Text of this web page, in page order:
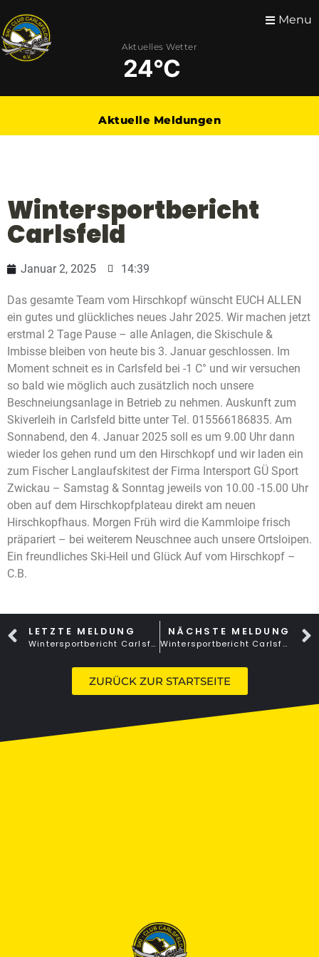
Menu
Aktuelles Wetter
24°C
Aktuelle Meldungen
Wintersportbericht
Carlsfeld
Januar 2, 2025 14:39
Das gesamte Team vom Hirschkopf wünscht EUCH ALLEN
ein gutes und glückliches neues Jahr 2025. Wir machen jetzt
erstmal 2 Tage Pause – alle Anlagen, die Skischule &
Imbisse bleiben von heute bis 3. Januar geschlossen. Im
Moment schneit es in Carlsfeld bei -1 C° und wir versuchen
so bald wie möglich auch zusätzlich noch unsere
Beschneiungsanlage in Betrieb zu nehmen. Auskunft zum
Skiverleih in Carlsfeld bitte unter Tel. 015566186835. Am
Sonnabend, den 4. Januar 2025 soll es um 9.00 Uhr dann
wieder los gehen rund um den Hirschkopf und wir laden ein
zum Fischer Langlaufskitest der Firma Intersport GÜ Sport
Zwickau – Samstag & Sonntag jeweils von 10.00 -15.00 Uhr
oben auf dem Hirschkopfplateau direkt am neuen
Hirschkopfhaus. Morgen Früh wird die Kammloipe frisch
präpariert – bei weiterem Neuschnee auch unsere Ortsloipen.
Ein freundliches Ski-Heil und Glück Auf vom Hirschkopf –
C.B.
LETZTE MELDUNG
Wintersportbericht Carlsfeld
NÄCHSTE MELDUNG
Wintersportbericht Carlsfeld
ZURÜCK ZUR STARTSEITE